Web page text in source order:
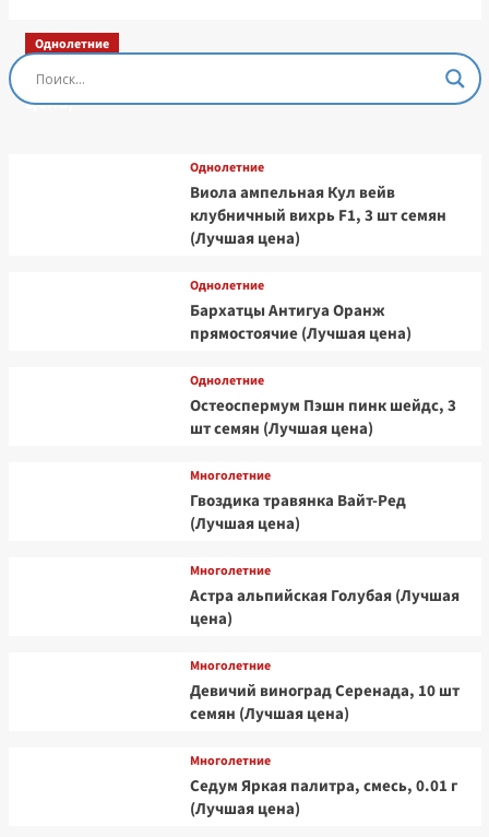
Однолетние
Остеоспермум Пэшн Роуз, 3 шт семян (Лучшая
цена)
Однолетние
Виола ампельная Кул вейв
клубничный вихрь F1, 3 шт семян
(Лучшая цена)
Однолетние
Бархатцы Антигуа Оранж
прямостоячие (Лучшая цена)
Однолетние
Остеоспермум Пэшн пинк шейдс, 3
шт семян (Лучшая цена)
Многолетние
Гвоздика травянка Вайт-Ред
(Лучшая цена)
Многолетние
Астра альпийская Голубая (Лучшая
цена)
Многолетние
Девичий виноград Серенада, 10 шт
семян (Лучшая цена)
Многолетние
Седум Яркая палитра, смесь, 0.01 г
(Лучшая цена)